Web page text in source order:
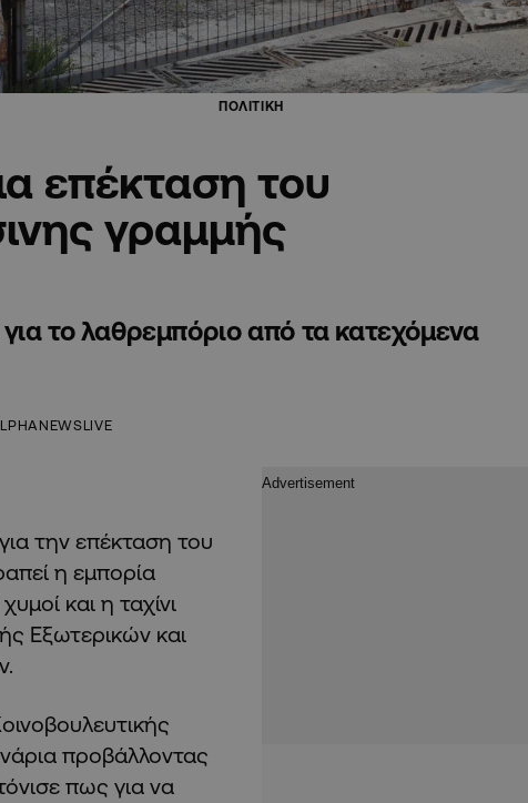
ΠΟΛΙΤΙΚΗ
επέκταση του
γραμμής
το λαθρεμπόριο από τα κατεχόμενα
την επέκταση του
η εμπορία
και η ταχίνι
Εξωτερικών και
προβάλλοντας
πως για να